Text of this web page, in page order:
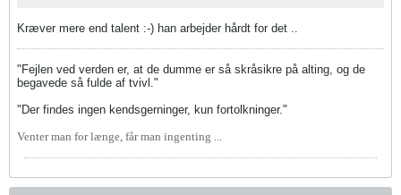
Kræver mere end talent :-) han arbejder hårdt for det ..
"Fejlen ved verden er, at de dumme er så skråsikre på alting, og de
begavede så fulde af tvivl."
"Der findes ingen kendsgerninger, kun fortolkninger."
Venter man for længe, får man ingenting ...